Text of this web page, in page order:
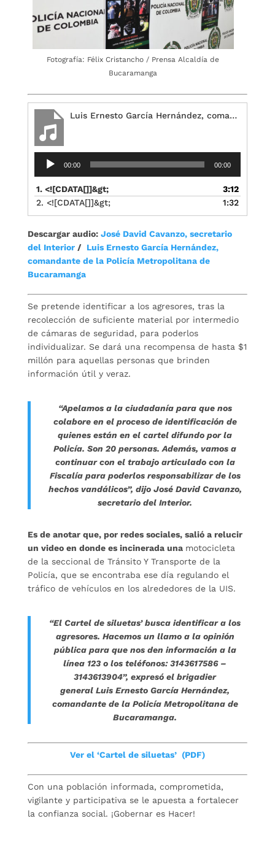
Fotografía: Félix Cristancho / Prensa Alcaldía de
Bucaramanga
Luis Ernesto García Hernández, comandante de la Policía
Reproductor
00:00 00:00
1. <![CDATA[]]&gt;
3:12
2. <![CDATA[]]&gt;
1:32
Descargar audio: José David Cavanzo, secretario
del Interior/ Luis Ernesto García Hernández,
comandante de la Policía Metropolitana de
Bucaramanga
Se pretende identificar a los agresores, tras la
recolección de suficiente material por intermedio
de cámaras de seguridad, para poderlos
individualizar. Se dará una recompensa de hasta $1
millón para aquellas personas que brinden
información útil y veraz.
“Apelamos a la ciudadanía para que nos
colabore en el proceso de identificación de
quienes están en el cartel difundo por la
Policía. Son 20 personas. Además, vamos a
continuar con el trabajo articulado con la
Fiscalía para poderlos responsabilizar de los
hechos vandálicos”, dijo José David Cavanzo,
secretario del Interior.
Es de anotar que, por redes sociales, salió a relucir
un video en donde es incinerada una motocicleta
de la seccional de Tránsito Y Transporte de la
Policía, que se encontraba ese día regulando el
tráfico de vehículos en los alrededores de la UIS.
“El Cartel de siluetas’ busca identificar a los
agresores. Hacemos un llamo a la opinión
pública para que nos den información a la
línea 123 o los teléfonos: 3143617586 –
3143613904”, expresó el brigadier
general Luis Ernesto García Hernández,
comandante de la Policía Metropolitana de
Bucaramanga.
Ver el ‘Cartel de siluetas’ (PDF)
Con una población informada, comprometida,
vigilante y participativa se le apuesta a fortalecer
la confianza social. ¡Gobernar es Hacer!